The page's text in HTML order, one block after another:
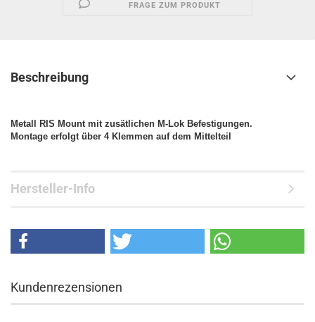
FRAGE ZUM PRODUKT
Beschreibung
Metall RIS Mount mit zusätlichen M-Lok Befestigungen.
Montage erfolgt über 4 Klemmen auf dem Mittelteil
Hersteller-Info
Kundenrezensionen